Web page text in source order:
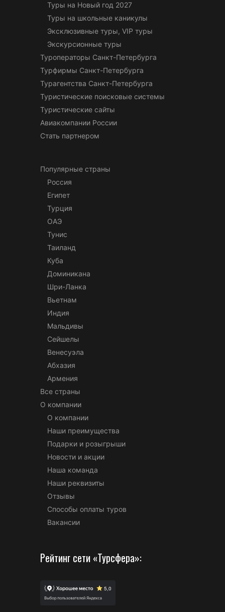
Туры на Новый год 2027
Туры на школьные каникулы
Эксклюзивные туры, VIP туры
Экскурсионные туры
Туроператоры Санкт-Петербурга
Турфирмы Санкт-Петербурга
Турагентства Санкт-Петербурга
Туристические поисковые системы
Туристические сайты
Авиакомпании России
Стать партнером
Популярные страны
Россия
Египет
Турция
ОАЭ
Тунис
Таиланд
Куба
Доминикана
Шри-Ланка
Вьетнам
Индия
Мальдивы
Сейшелы
Венесуэла
Абхазия
Армения
Все страны
О компании
О компании
Наши преимущества
Подарки и розыгрыши
Новости и акции
Наша команда
Наши реквизиты
Отзывы
Способы оплаты туров
Вакансии
Рейтинг сети «Турсфера»: